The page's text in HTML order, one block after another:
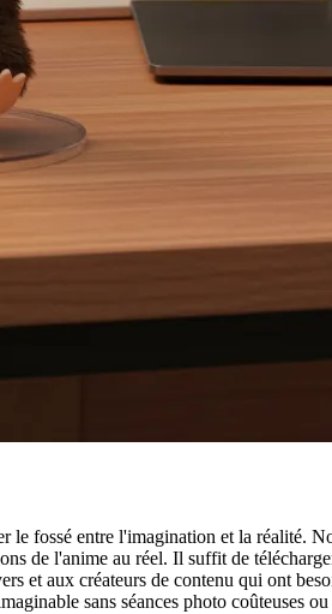
fossé entre l'imagination et la réalité.
de l'anime au réel. Il suffit de
et aux créateurs de contenu qui ont
sans séances photo coûteuses